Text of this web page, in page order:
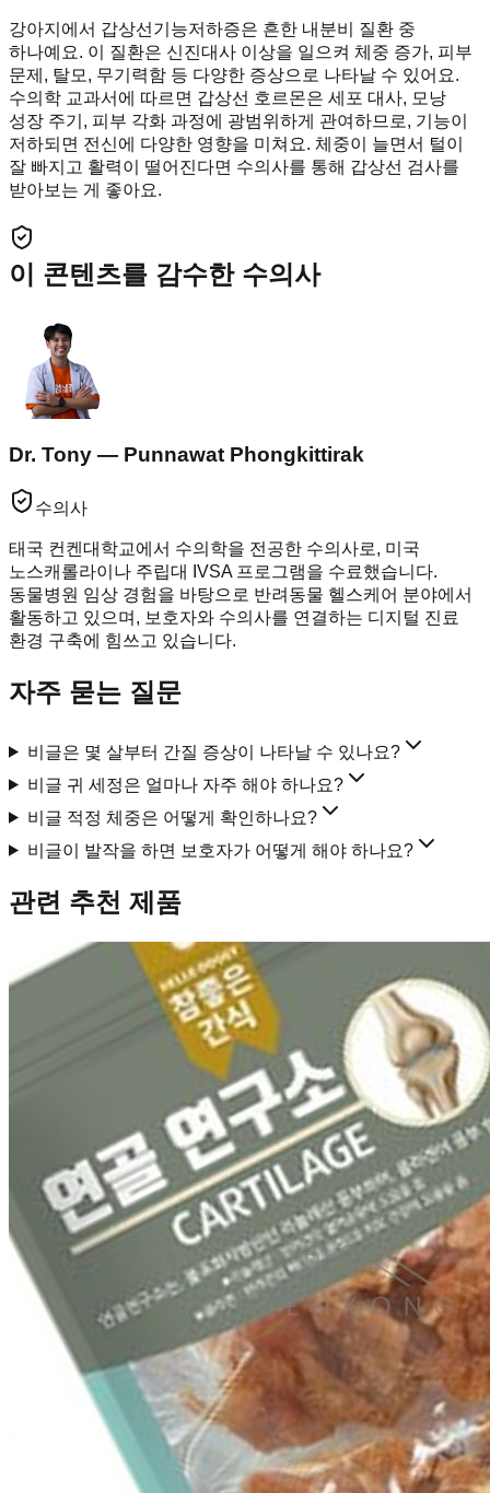
강아지에서 갑상선기능저하증은 흔한 내분비 질환 중
하나예요. 이 질환은 신진대사 이상을 일으켜 체중 증가, 피부
문제, 탈모, 무기력함 등 다양한 증상으로 나타날 수 있어요.
수의학 교과서에 따르면 갑상선 호르몬은 세포 대사, 모낭
성장 주기, 피부 각화 과정에 광범위하게 관여하므로, 기능이
저하되면 전신에 다양한 영향을 미쳐요. 체중이 늘면서 털이
잘 빠지고 활력이 떨어진다면 수의사를 통해 갑상선 검사를
받아보는 게 좋아요.
이 콘텐츠를 감수한 수의사
Dr. Tony — Punnawat Phongkittirak
수의사
태국 컨켄대학교에서 수의학을 전공한 수의사로, 미국
노스캐롤라이나 주립대 IVSA 프로그램을 수료했습니다.
동물병원 임상 경험을 바탕으로 반려동물 헬스케어 분야에서
활동하고 있으며, 보호자와 수의사를 연결하는 디지털 진료
환경 구축에 힘쓰고 있습니다.
자주 묻는 질문
비글은 몇 살부터 간질 증상이 나타날 수 있나요?
비글 귀 세정은 얼마나 자주 해야 하나요?
비글 적정 체중은 어떻게 확인하나요?
비글이 발작을 하면 보호자가 어떻게 해야 하나요?
관련 추천 제품